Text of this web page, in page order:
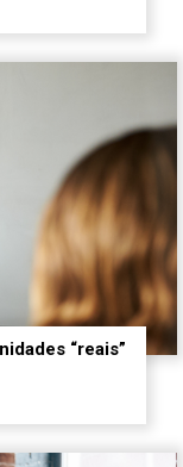
“reais”